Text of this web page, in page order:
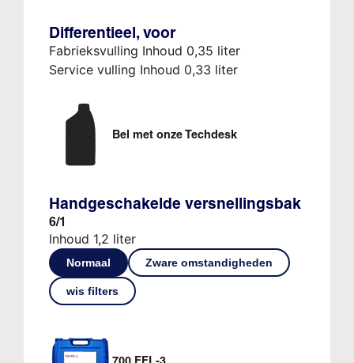
Differentieel, voor
Fabrieksvulling Inhoud 0,35 liter
Service vulling Inhoud 0,33 liter
Bel met onze Techdesk
Handgeschakelde versnellingsbak
6/1
Inhoud 1,2 liter
Normaal Zware omstandigheden
wis filters